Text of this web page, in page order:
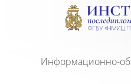
Перейти к основному
Информационно-